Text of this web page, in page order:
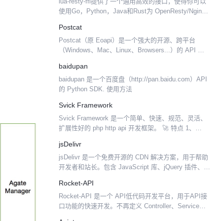
使用Go，Python，Java和Rust为 OpenResty/Nginx
的l...
Postcat
Postcat（原 Eoapi）是一个强大的开源、跨平台
（Windows、Mac、Linux、Browsers...）的 API 开发
持 G...
baidupan
baidupan 是一个百度盘（http://pan.baidu.com）API
的 Python SDK. 使用方法
Svick Framework
Svick Framework 是一个简单、快速、规范、灵活、
扩展性好的 php http api 开发框架。 🚀 特点 1、
灵活，快速上...
jsDelivr
jsDelivr 是一个免费开源的 CDN 解决方案，用于帮助
开发者和站长。包含 JavaScript 库、jQuery 插件、
Rocket-API
Rocket-API 是一个 API低代码开发平台，用于API接
口功能的快速开发。不再定义 Controller、Service、